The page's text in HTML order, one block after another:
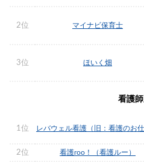
2位 マイナビ保育士
3位 ほいく畑
看護
1位 レバウェル看護（旧：看護のお仕
2位 看護roo！（看護ルー）